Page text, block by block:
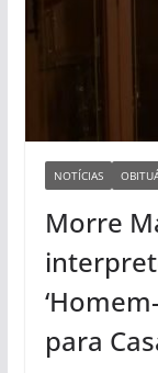
NOTÍCIAS
Morre
para